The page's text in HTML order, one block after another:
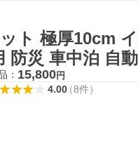
ト 極厚10cm
防災 車中泊 自
： 15,800円
4.00（8件）